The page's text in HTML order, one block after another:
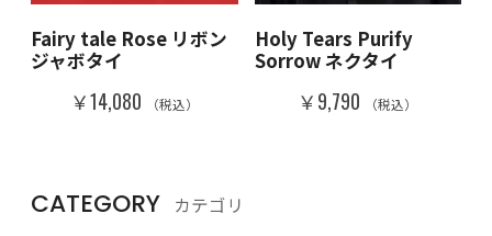
CATEGORY カテゴリ
Fairy tale Rose リボン
ジャボタイ
￥14,080 （税込）
Holy Tears Purify
Sorrow ネクタイ
￥9,790 （税込）